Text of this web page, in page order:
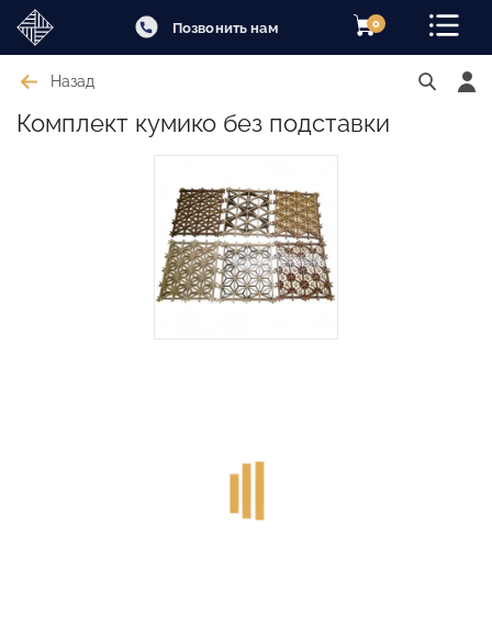
Позвонить нам 0
Назад
Комплект кумико без подставки